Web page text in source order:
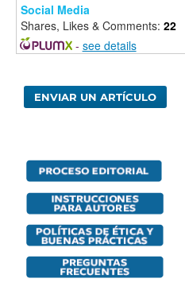
Social Media
Shares, Likes & Comments: 22
- see details
ENVIAR UN ARTÍCULO